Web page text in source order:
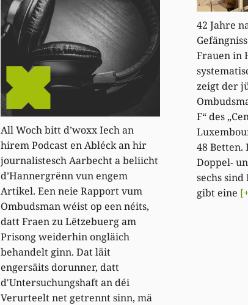
All Woch bitt d’woxx Iech an
hirem Podcast en Abléck an hir
journalistesch Aarbecht a beliicht
d’Hannergrënn vun engem
Artikel. Een neie Rapport vum
Ombudsman wéist op een néits,
datt Fraen zu Lëtzebuerg am
Prisong weiderhin ongläich
behandelt ginn. Dat läit
engersäits dorunner, datt
d'Untersuchungshaft an déi
Verurteelt net getrennt sinn, mä
42 Jahre
Frauen in
zeigt der
F“ des
48 Betten.
Doppel-
sechs
gibt eine